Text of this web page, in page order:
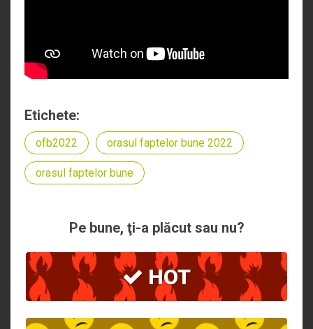
Etichete:
ofb2022 orasul faptelor bune 2022
orasul faptelor bune
Pe bune, ţi-a plăcut sau nu?
HOT